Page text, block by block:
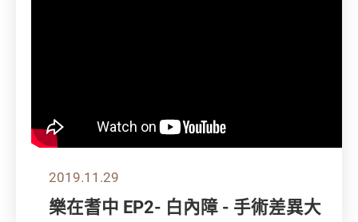
2019.11.29
樂在耆中 EP2- 白內障 - 手術差異大